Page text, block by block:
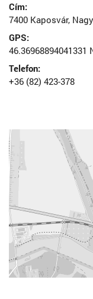
Cím:
7400 Kaposvár,
GPS:
46.36968894041331
Telefon:
+36 (82) 423-378